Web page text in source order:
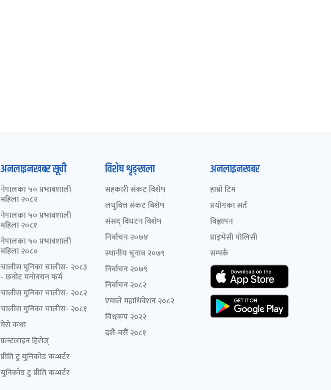
अनलाइनखबर सूची
नेपालका ५० प्रभावशाली
महिला २०८२
नेपालका ५० प्रभावशाली
महिला २०८१
नेपालका ५० प्रभावशाली
महिला २०८०
चालीस मुनिका चालीस- २०८३
- छनोट मनोनयन फर्म
चालीस मुनिका चालीस- २०८२
चालीस मुनिका चालीस- २०८१
मेरो कथा
फ्रन्टलाइन हिरोज्
प्रीति टु युनिकोड कन्भर्टर
युनिकोड टु प्रीति कन्भर्टर
विशेष शृङ्खला
सहकारी संकट विशेष
लघुवित्त संकट विशेष
संसद् विघटन विशेष
निर्वाचन २०७४
स्थानीय चुनाव २०७९
निर्वाचन २०७९
निर्वाचन २०८२
एमाले महाधिवेशन २०८२
विश्वकप २०२२
दशैं-बसैं २०८१
अनलाइनखबर
हाम्रो टिम
प्रयोगका सर्त
विज्ञापन
प्राइभेसी पोलिसी
सम्पर्क